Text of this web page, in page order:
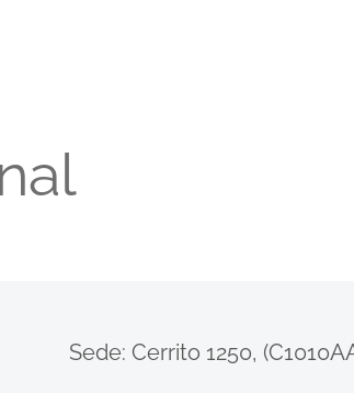
​Sede: Cerrito 1250,